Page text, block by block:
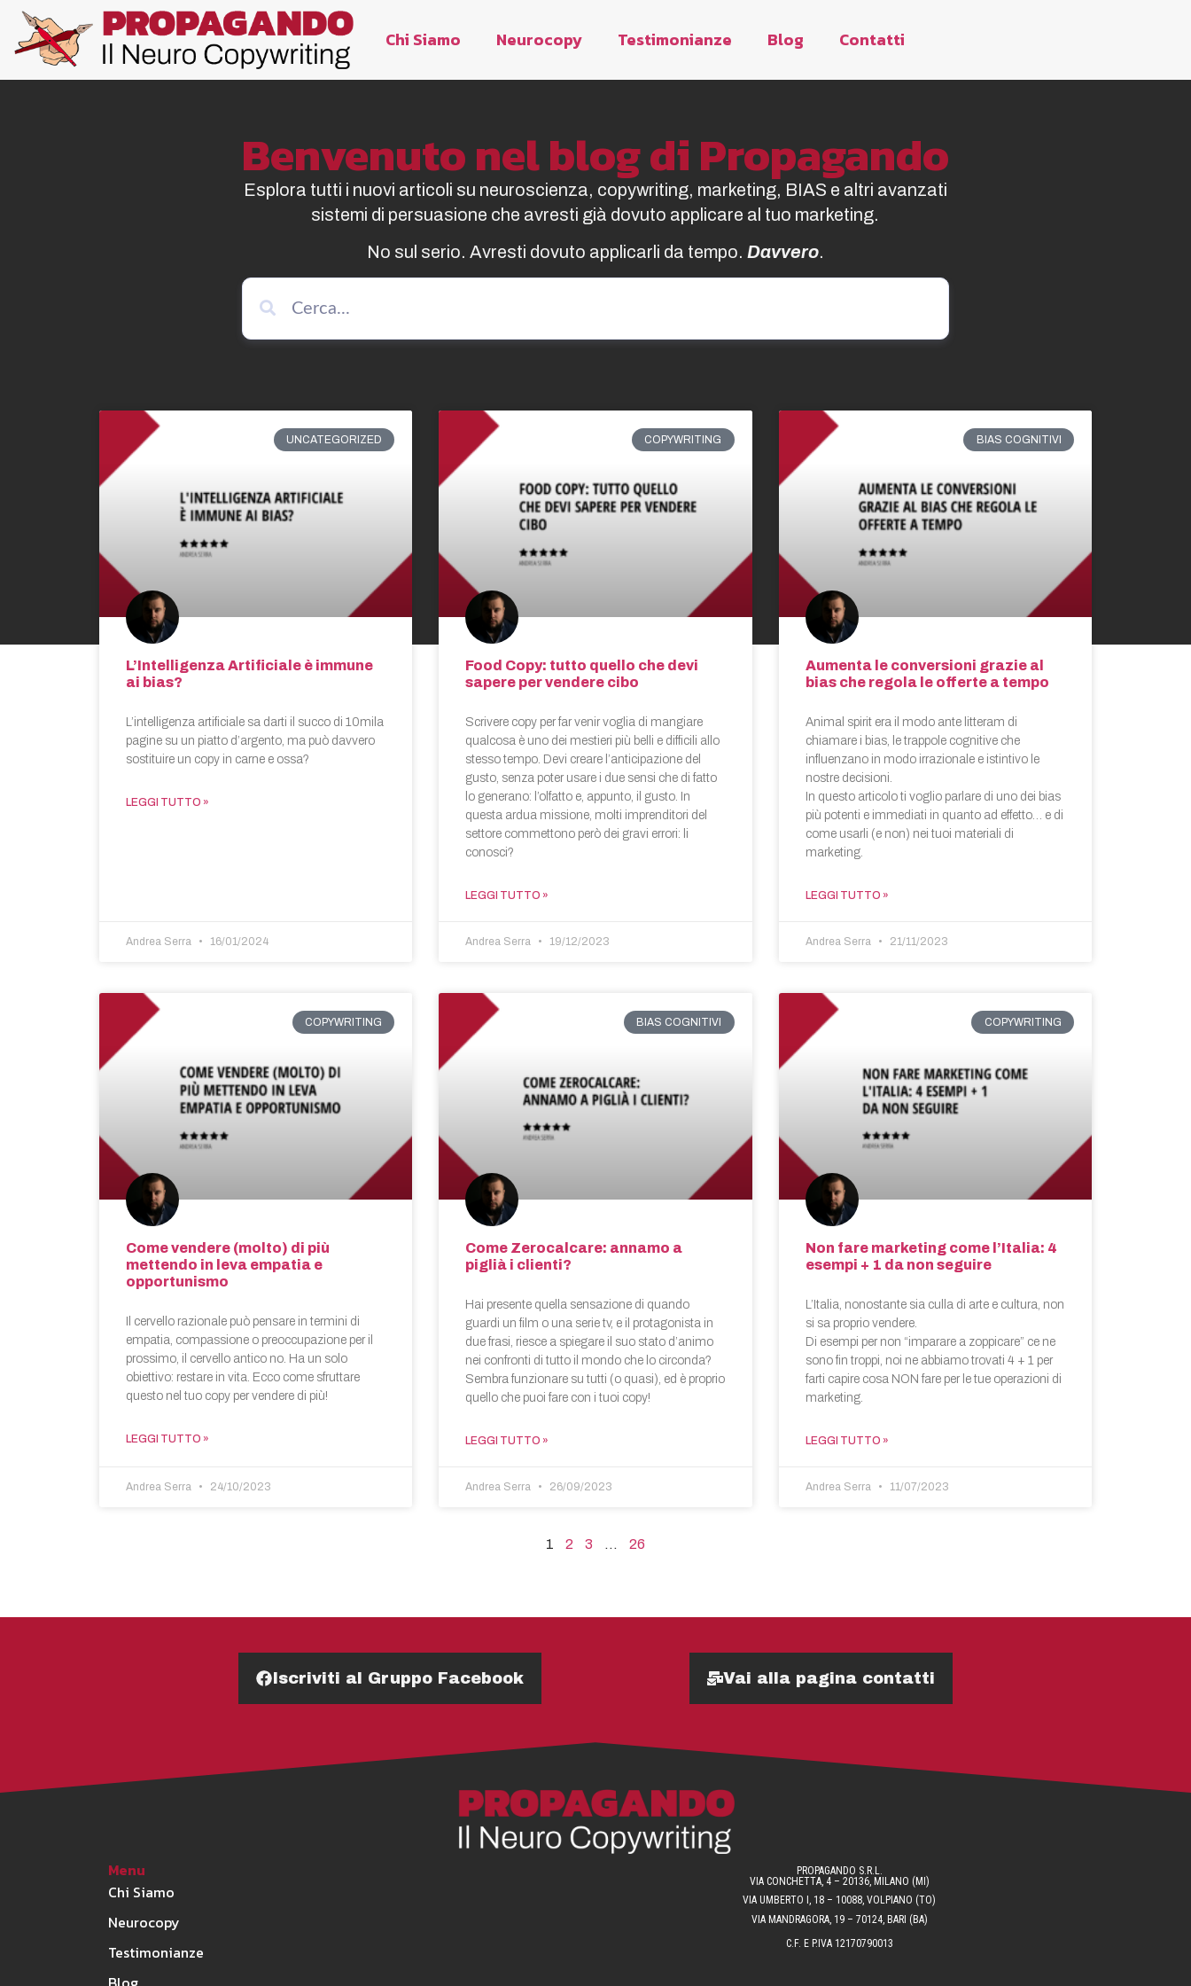
Chi Siamo Neurocopy Testimonianze Blog Contatti
Benvenuto nel blog di Propagando
Esplora tutti i nuovi articoli su neuroscienza, copywriting, marketing, BIAS e altri avanzati
sistemi di persuasione che avresti già dovuto applicare al tuo marketing.
No sul serio. Avresti dovuto applicarli da tempo. Davvero.
UNCATEGORIZED
L’Intelligenza Artificiale è immune
ai bias?
L’intelligenza artificiale sa darti il succo di 10mila
pagine su un piatto d’argento, ma può davvero
sostituire un copy in carne e ossa?
LEGGI TUTTO »
Andrea Serra 16/01/2024
COPYWRITING
Food Copy: tutto quello che devi
sapere per vendere cibo
Scrivere copy per far venir voglia di mangiare
qualcosa è uno dei mestieri più belli e difficili allo
stesso tempo. Devi creare l’anticipazione del
gusto, senza poter usare i due sensi che di fatto
lo generano: l’olfatto e, appunto, il gusto. In
questa ardua missione, molti imprenditori del
settore commettono però dei gravi errori: li
conosci?
LEGGI TUTTO »
Andrea Serra 19/12/2023
BIAS COGNITIVI
Aumenta le conversioni grazie al
bias che regola le offerte a tempo
Animal spirit era il modo ante litteram di
chiamare i bias, le trappole cognitive che
influenzano in modo irrazionale e istintivo le
nostre decisioni.
In questo articolo ti voglio parlare di uno dei bias
più potenti e immediati in quanto ad effetto… e di
come usarli (e non) nei tuoi materiali di
marketing.
LEGGI TUTTO »
Andrea Serra 21/11/2023
COPYWRITING
Come vendere (molto) di più
mettendo in leva empatia e
opportunismo
Il cervello razionale può pensare in termini di
empatia, compassione o preoccupazione per il
prossimo, il cervello antico no. Ha un solo
obiettivo: restare in vita. Ecco come sfruttare
questo nel tuo copy per vendere di più!
LEGGI TUTTO »
Andrea Serra 24/10/2023
BIAS COGNITIVI
Come Zerocalcare: annamo a
piglià i clienti?
Hai presente quella sensazione di quando
guardi un film o una serie tv, e il protagonista in
due frasi, riesce a spiegare il suo stato d’animo
nei confronti di tutto il mondo che lo circonda?
Sembra funzionare su tutti (o quasi), ed è proprio
quello che puoi fare con i tuoi copy!
LEGGI TUTTO »
Andrea Serra 26/09/2023
COPYWRITING
Non fare marketing come l’Italia: 4
esempi + 1 da non seguire
L’Italia, nonostante sia culla di arte e cultura, non
si sa proprio vendere.
Di esempi per non “imparare a zoppicare” ce ne
sono fin troppi, noi ne abbiamo trovati 4 + 1 per
farti capire cosa NON fare per le tue operazioni di
marketing.
LEGGI TUTTO »
Andrea Serra 11/07/2023
1 2 3 … 26
Iscriviti al Gruppo Facebook Vai alla pagina contatti
Menu
Chi Siamo
Neurocopy
Testimonianze
PROPAGANDO S.R.L.
VIA CONCHETTA, 4 – 20136, MILANO (MI)
VIA UMBERTO I, 18 – 10088, VOLPIANO (TO)
VIA MANDRAGORA, 19 – 70124, BARI (BA)
C.F. E P.IVA 12170790013